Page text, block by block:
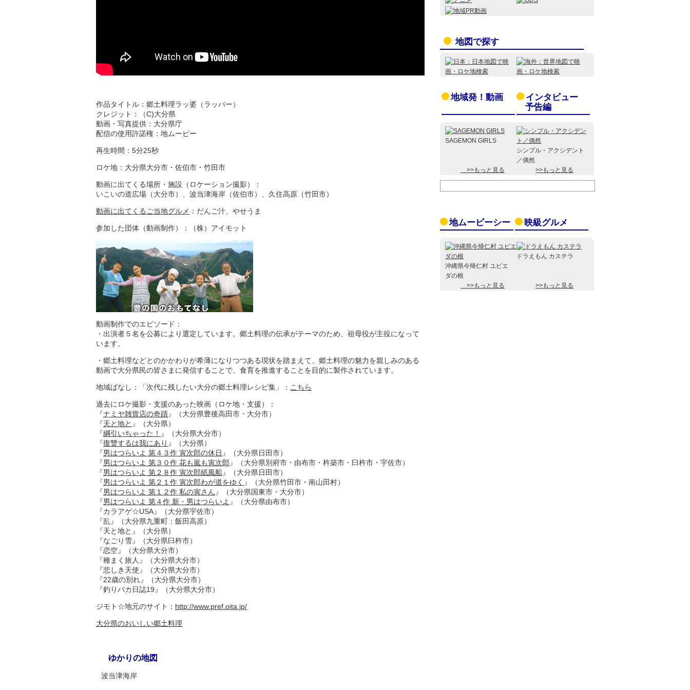
作品タイトル：郷土料理ラッ婆（ラッバー）
クレジット：（C)大分県
動画・写真提供：大分県庁
配信の使用許諾権：地ムービー
再生時間：5分25秒
ロケ地：大分県大分市・佐伯市・竹田市
動画に出てくる場所・施設（ロケーション撮影）：
いこいの道広場（大分市）、波当津海岸（佐伯市）、久住高原（竹田市）
動画に出てくるご当地グルメ ：だんご汁、やせうま
参加した団体（動画制作）：（株）アイモット
動画制作でのエピソード：
・出演者５名を公募により選定しています。郷土料理の伝承がテーマのため、祖母役が主役になって
います。
・郷土料理などとのかかわりが希薄になりつつある現状を踏まえて、郷土料理の魅力を親しみのある
動画で大分県民の皆さまに発信することで、食育を推進することを目的に製作されています。
地域ばなし：「次代に残したい大分の郷土料理レシピ集」： こちら
過去にロケ撮影・支援のあった映画（ロケ地・支援）：
『ナミヤ雑貨店の奇蹟』（大分県豊後高田市・大分市）
『天と地と 』（大分県）
『綱引いちゃった！ 』（大分県大分市）
『復讐するは我にあり 』（大分県）
『男はつらいよ 第４３作 寅次郎の休日 』（大分県日田市）
『男はつらいよ 第３０作 花も嵐も寅次郎 』（大分県別府市・由布市・杵築市・臼杵市・宇佐市）
『男はつらいよ 第２８作 寅次郎紙風船』（大分県日田市）
『男はつらいよ 第２１作 寅次郎わが道をゆく 』（大分県竹田市・南山田村）
『男はつらいよ 第１２作 私の寅さん 』（大分県国東市・大分市）
『男はつらいよ 第４作 新・男はつらいよ 』（大分県由布市）
『カラアゲ☆USA』（大分県宇佐市）
『乱』（大分県九重町：飯田高原）
『天と地と』（大分県）
『なごり雪』（大分県臼杵市）
『恋空』（大分県大分市）
『種まく旅人』（大分県大分市）
『悲しき天使』（大分県大分市）
『22歳の別れ』（大分県大分市）
『釣りバカ日誌19』（大分県大分市）
ジモト☆地元のサイト： http://www.pref.oita.jp/
大分県のおいしい郷土料理
ゆかりの地図
波当津海岸
地図で探す
地域発！動画
インタビュー
予告編
SAGEMON GIRLS
シンプル・アクシデント
／偶然
>>もっと見る
>>もっと見る
地ムービーシー 映級グルメ
沖縄県今帰仁村 ユビエ
ダの根
ドラえもん カステラ
>>もっと見る >>もっと見る